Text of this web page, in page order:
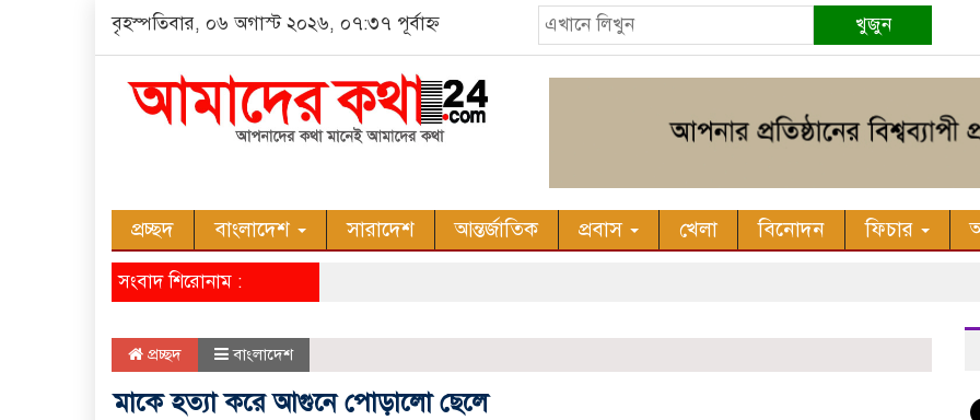
বৃহস্পতিবার, ০৬ অগাস্ট ২০২৬, ০৭:৩৭ পূর্বাহ্ন খুজুন
প্রচ্ছদ বাংলাদেশ সারাদেশ আন্তর্জাতিক প্রবাস খেলা বিনোদন ফিচার
সংবাদ শিরোনাম :
প্রচ্ছদ বাংলাদেশ
মাকে হত্যা করে আগুনে পোড়ালো ছেলে